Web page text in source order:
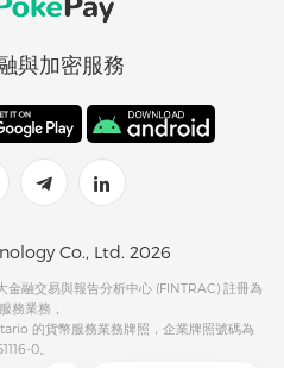
與加密服務
Co., Ltd. 2026
融交易與報告分析中心 (FINTRAC) 註冊為
務業務，
的貨幣服務業務牌照，企業牌照號碼為
0。